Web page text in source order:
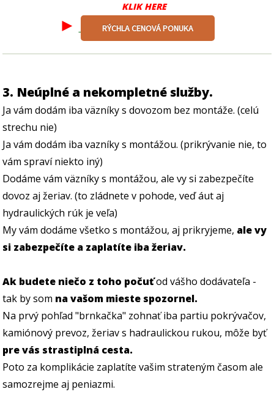
KLIK HERE
► RÝCHLA CENOVÁ PONUKA
3. Neúplné a nekompletné služby.
Ja vám dodám iba väzníky s dovozom bez montáže. (celú
strechu nie)
Ja vám dodám iba vazníky s montážou. (prikrývanie nie, to
vám spraví niekto iný)
Dodáme vám väzníky s montážou, ale vy si zabezpečíte
dovoz aj žeriav. (to zládnete v pohode, veď áut aj
hydraulických rúk je veľa)
My vám dodáme všetko s montážou, aj prikryjeme, ale vy
si zabezpečíte a zaplatíte iba žeriav.
Ak budete niečo z toho počuťod vášho dodávateľa -
tak by som na vašom mieste spozornel.
Na prvý pohľad "brnkačka" zohnať iba partiu pokrývačov,
kamiónový prevoz, žeriav s hadraulickou rukou, môže byť
pre vás strastiplná cesta.
Poto za komplikácie zaplatíte vašim strateným časom ale
samozrejme aj peniazmi.